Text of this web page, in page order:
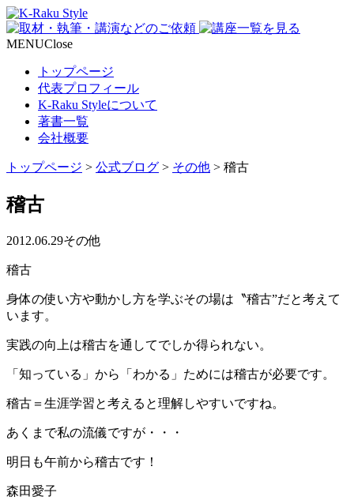
MENUClose
トップページ
代表プロフィール
K-Raku Styleについて
著書一覧
会社概要
トップページ > 公式ブログ > その他 > 稽古
稽古
2012.06.29その他
稽古
身体の使い方や動かし方を学ぶその場は〝稽古”だと考えて
います。
実践の向上は稽古を通してでしか得られない。
「知っている」から「わかる」ためには稽古が必要です。
稽古＝生涯学習と考えると理解しやすいですね。
あくまで私の流儀ですが・・・
明日も午前から稽古です！
森田愛子